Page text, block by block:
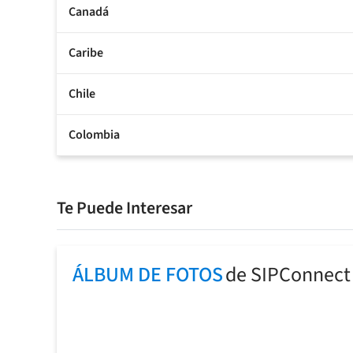
Canadá
Caribe
Chile
Colombia
Te Puede Interesar
ÁLBUM DE FOTOSde